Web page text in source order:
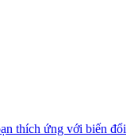
thích ứng với biến đổi